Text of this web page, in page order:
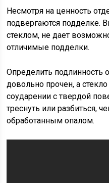
Несмотря на ценность
подвергаются подделке.
стеклом, не дает
отличимые подделки.
Определить подлинность
довольно прочен, а
соударении с твердой
треснуть или разбиться,
обработанным опалом.